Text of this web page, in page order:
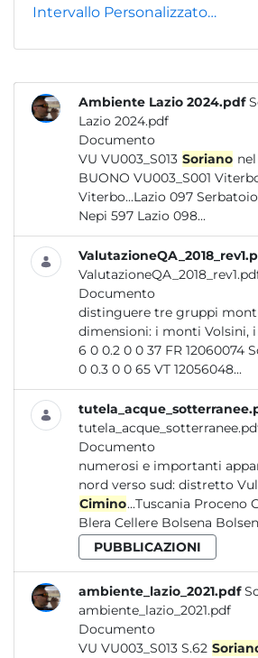
Intervallo Personalizzato…
Ambiente Lazio 2024.pdf
Lazio 2024.pdf
Documento
VU VU003_S013 Soriano nel
BUONO VU003_S001 Viterbo VU003_S002
Viterbo...Lazio 097
Nepi 597 Lazio 098...
Documento
distinguere tre gruppi
dimensioni: i monti
6 0 0.2 0 0 37 FR 12060074 Sora 71,8 21 13 16 25
0 0.3 0 0 65 VT 12056048...
Documento
numerosi e importanti apparati vulcanici (da
nord verso sud: distretto
Cimino...Tuscania Proceno Capranica Canino
Blera Cellere Bolsena
PUBBLICAZIONI
ambiente_lazio_2021.pdf
ambiente_lazio_2021.pdf
Documento
VU VU003_S013 S.62